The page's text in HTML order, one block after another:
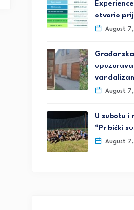
otvorio
August
upozorava
August
U subotu i
“Pribićki
August